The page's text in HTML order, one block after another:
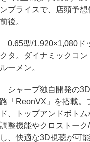
ンプライスで、店頭予想
前後。
0.65型/1,920×1,080ド
クタ。ダイナミックコ
ルーメン。
シャープ独自開発の
路「ReonVX」を搭載。
ド、トップアンドボト
調整機能やクロストー
し、快適な3D視聴が可能